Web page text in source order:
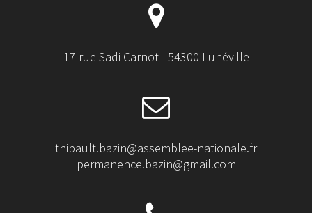
17 rue Sadi Carnot - 54300 Lunéville
thibault.bazin@assemblee-nationale.fr
permanence.bazin@gmail.com